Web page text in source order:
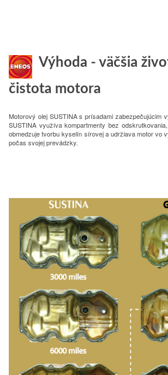
Výhoda - väčšia
čistota motora
Motorový olej SUSTINA s prísadami zabezpečujúcim
SUSTINA využíva kompartmenty bez
obmedzuje tvorbu kyselín sírovej a udržiava motor vo
počas svojej prevádzky.